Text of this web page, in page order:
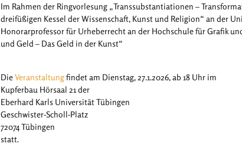
Im Rahmen der Ringvorlesung „Transsubstantiationen –
dreifüßigen Kessel der Wissenschaft, Kunst und Religion“ an der
Honorarprofessor für Urheberrecht an der Hochschule für Grafik
und Geld – Das Geld in der Kunst“
DieVeranstaltungfindet am Dienstag, 27.1.2026, ab 18 Uhr im
Kupferbau Hörsaal 21 der
Eberhard Karls Universität Tübingen
Geschwister-Scholl-Platz
72074 Tübingen
statt.